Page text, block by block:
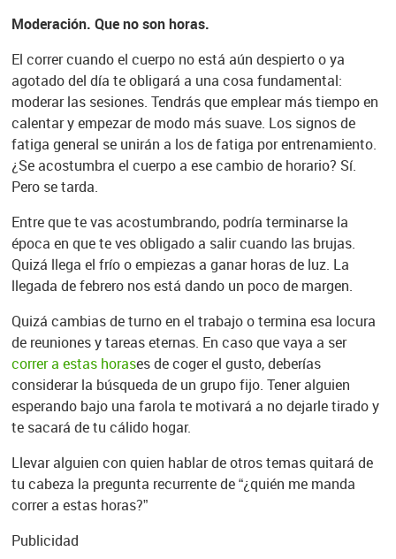
Moderación. Que no son horas.
El correr cuando el cuerpo no está aún despierto o ya
agotado del día te obligará a una cosa fundamental:
moderar las sesiones. Tendrás que emplear más tiempo en
calentar y empezar de modo más suave. Los signos de
fatiga general se unirán a los de fatiga por entrenamiento.
¿Se acostumbra el cuerpo a ese cambio de horario? Sí.
Pero se tarda.
Entre que te vas acostumbrando, podría terminarse la
época en que te ves obligado a salir cuando las brujas.
Quizá llega el frío o empiezas a ganar horas de luz. La
llegada de febrero nos está dando un poco de margen.
Quizá cambias de turno en el trabajo o termina esa locura
de reuniones y tareas eternas. En caso que vaya a ser
correr a estas horases de coger el gusto, deberías
considerar la búsqueda de un grupo fijo. Tener alguien
esperando bajo una farola te motivará a no dejarle tirado y
te sacará de tu cálido hogar.
Llevar alguien con quien hablar de otros temas quitará de
tu cabeza la pregunta recurrente de “¿quién me manda
correr a estas horas?”
Publicidad